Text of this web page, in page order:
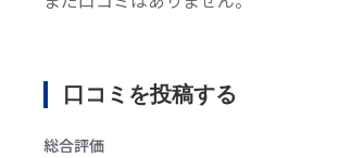
口コミを投稿する
総合評価